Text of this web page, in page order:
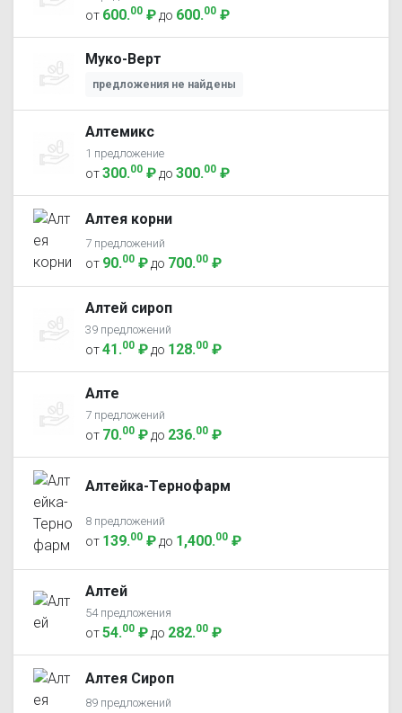
от 600.00 ₽ до 600.00 ₽
Муко-Верт
предложения не найдены
Алтемикс
1 предложение
от300.00 ₽ до 300.00 ₽
Алтея корни
7 предложений
от 90.00 ₽ до 700.00 ₽
Алтей сироп
39 предложений
от41.00 ₽ до 128.00 ₽
Алте
7 предложений
от 70.00 ₽ до 236.00 ₽
Алтейка-Тернофарм
8 предложений
от 139.00 ₽ до 1,400.00 ₽
Алтей
54 предложения
от54.00 ₽ до 282.00 ₽
Алтея Сироп
89 предложений